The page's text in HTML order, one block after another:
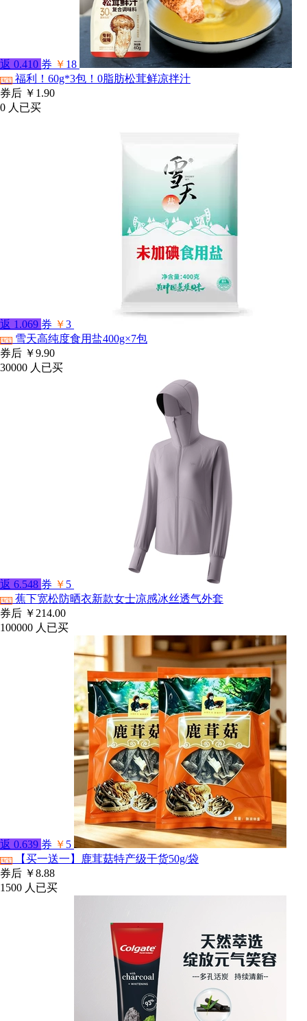
返 0.410 券 ￥ 18
淘宝 福利！60g*3包！0脂肪松茸鲜凉拌汁
券后 ￥1.90
0 人已买
返 1.069 券 ￥3
淘宝
雪天高纯度食用盐400g×7包
券后 ￥9.90
30000 人已买
返 6.548 券 ￥ 5
淘宝 蕉下宽松防晒衣新款女士凉感冰丝透气外套
券后 ￥214.00
100000 人已买
返 0.639 券 ￥ 5
淘宝
【买一送一】鹿茸菇特产级干货50g/袋
券后 ￥8.88
1500 人已买